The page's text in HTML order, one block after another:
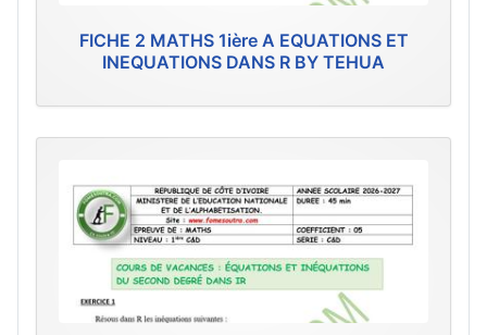
FICHE 2 MATHS 1ière A EQUATIONS ET
INEQUATIONS DANS R BY TEHUA